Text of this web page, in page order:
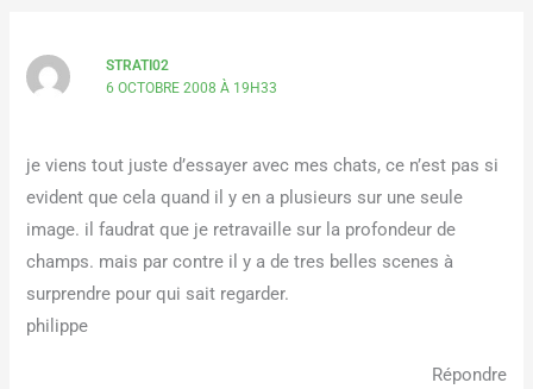
STRATI02
6 OCTOBRE 2008 À 19H33
je viens tout juste d’essayer avec mes chats, ce n’est pas si
evident que cela quand il y en a plusieurs sur une seule
image. il faudrat que je retravaille sur la profondeur de
champs. mais par contre il y a de tres belles scenes à
surprendre pour qui sait regarder.
philippe
Répondre